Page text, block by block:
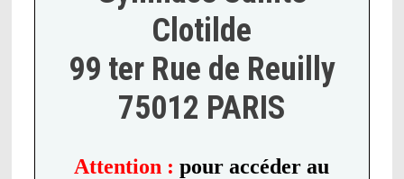
Clotilde
99 ter Rue de Reuilly
75012 PARIS
Attention : pouraccéder au